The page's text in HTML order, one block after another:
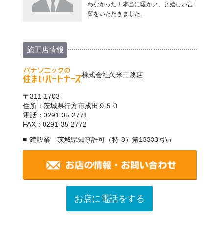
わなかった！本当に暖かい」と嬉しい言
葉をいただきました。
施工店情報
株式会社久米工務店
〒311-1703
住所：茨城県行方市成田９５０
電話：0291-35-2771
FAX：0291-35-2772
建設業 茨城県知事許可（特-8）第13333号\n
お店に電話をする